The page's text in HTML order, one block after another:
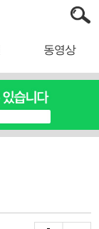
동영상